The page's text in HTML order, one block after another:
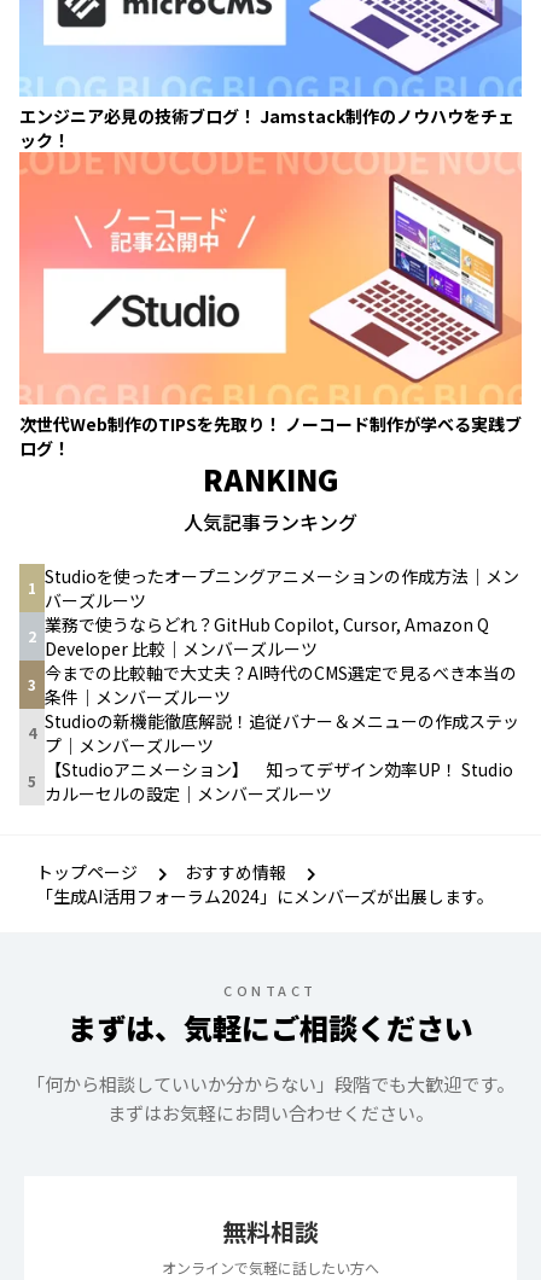
エンジニア必見の技術ブログ！ Jamstack制作のノウハウをチェ
ック！
次世代Web制作のTIPSを先取り！ ノーコード制作が学べる実践ブ
ログ！
RANKING
人気記事ランキング
1 Studioを使ったオープニングアニメーションの作成方法｜メン
バーズルーツ
2 業務で使うならどれ？GitHub Copilot, Cursor, Amazon Q
Developer 比較｜メンバーズルーツ
3 今までの比較軸で大丈夫？AI時代のCMS選定で見るべき本当の
条件｜メンバーズルーツ
4 Studioの新機能徹底解説！追従バナー＆メニューの作成ステッ
プ｜メンバーズルーツ
5
【Studioアニメーション】 知ってデザイン効率UP！ Studio
カルーセルの設定｜メンバーズルーツ
トップページ
おすすめ情報
「生成AI活用フォーラム2024」にメンバーズが出展します。
CONTACT
まずは、気軽にご相談ください
「何から相談していいか分からない」段階でも大歓迎です。
まずはお気軽にお問い合わせください。
無料相談
オンラインで気軽に話したい方へ